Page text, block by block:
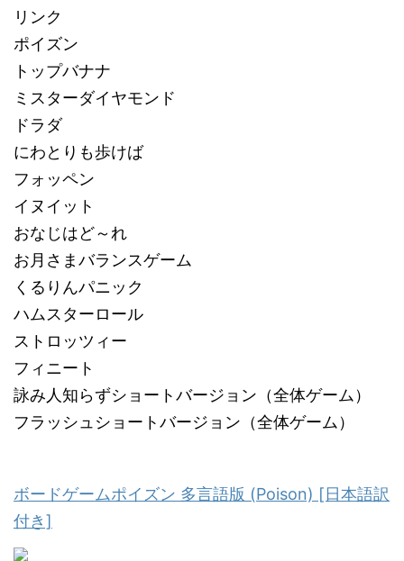
リンク
ポイズン
トップバナナ
ミスターダイヤモンド
ドラダ
にわとりも歩けば
フォッペン
イヌイット
おなじはど～れ
お月さまバランスゲーム
くるりんパニック
ハムスターロール
ストロッツィー
フィニート
詠み人知らずショートバージョン（全体ゲーム）
フラッシュショートバージョン（全体ゲーム）
ボードゲームポイズン 多言語版 (Poison) [日本語訳
付き]